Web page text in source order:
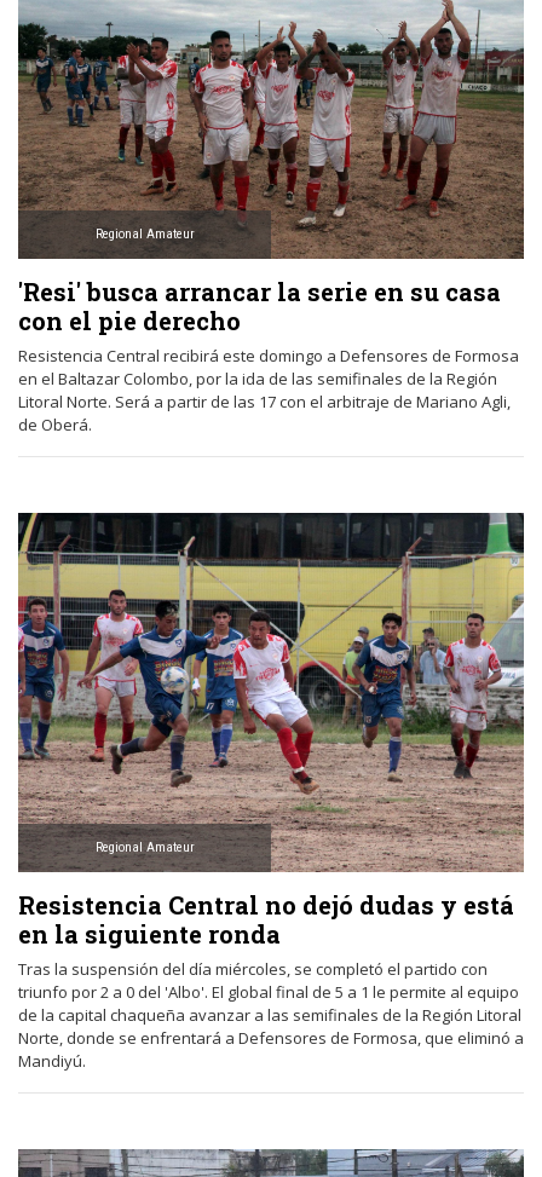
Regional Amateur
'Resi' busca arrancar la serie en su casa
con el pie derecho
Resistencia Central recibirá este domingo a Defensores de Formosa
en el Baltazar Colombo, por la ida de las semifinales de la Región
Litoral Norte. Será a partir de las 17 con el arbitraje de Mariano Agli,
de Oberá.
Regional Amateur
Resistencia Central no dejó dudas y está
en la siguiente ronda
Tras la suspensión del día miércoles, se completó el partido con
triunfo por 2 a 0 del 'Albo'. El global final de 5 a 1 le permite al equipo
de la capital chaqueña avanzar a las semifinales de la Región Litoral
Norte, donde se enfrentará a Defensores de Formosa, que eliminó a
Mandiyú.